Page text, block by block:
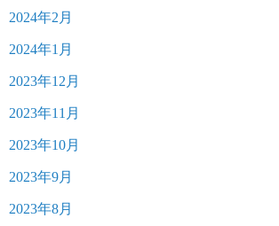
2024年2月
2024年1月
2023年12月
2023年11月
2023年10月
2023年9月
2023年8月